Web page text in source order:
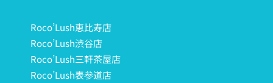
Roco’Lush恵比寿店
Roco’Lush渋谷店
Roco’Lush三軒茶屋店
Roco’Lush表参道店